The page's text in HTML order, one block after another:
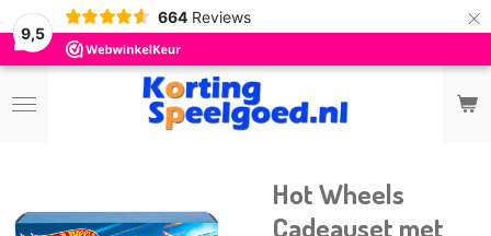
9,5
664 Reviews ×
Hot Wheels
Cadeauset met